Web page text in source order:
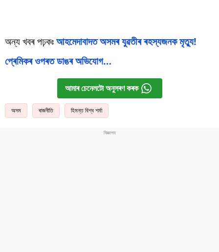
অন্য খবৰ পঢ়কঃআহমেদাবাদত অসমৰ যুৱতীৰ ৰহস্যজনক মৃত্যু!
প্ৰেমিকৰ ওপৰত ডাঙৰ অভিযোগ…
আমাৰ চেনেলটো অনুসৰণ কৰক
অসম ৰাজনীতি হিমন্ত বিশ্ব শৰ্মা